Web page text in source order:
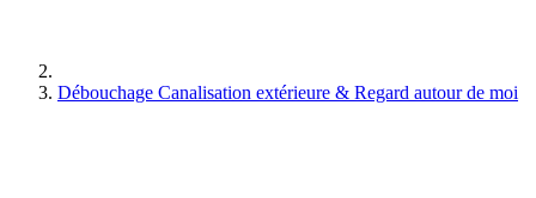
Débouchage Canalisation extérieure & Regard autour de moi